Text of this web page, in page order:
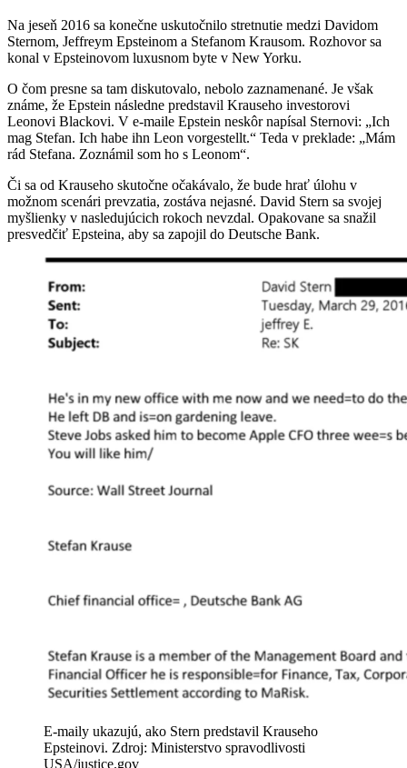
Na jeseň 2016 sa konečne uskutočnilo stretnutie medzi Davidom
Sternom, Jeffreym Epsteinom a Stefanom Krausom. Rozhovor sa
konal v Epsteinovom luxusnom byte v New Yorku.
O čom presne sa tam diskutovalo, nebolo zaznamenané. Je však
známe, že Epstein následne predstavil Krauseho investorovi
Leonovi Blackovi. V e-maile Epstein neskôr napísal Sternovi: „Ich
mag Stefan. Ich habe ihn Leon vorgestellt.“ Teda v preklade: „Mám
rád Stefana. Zoznámil som ho s Leonom“.
Či sa od Krauseho skutočne očakávalo, že bude hrať úlohu v
možnom scenári prevzatia, zostáva nejasné. David Stern sa svojej
myšlienky v nasledujúcich rokoch nevzdal. Opakovane sa snažil
presvedčiť Epsteina, aby sa zapojil do Deutsche Bank.
E-maily ukazujú, ako Stern predstavil Krauseho
Epsteinovi. Zdroj: Ministerstvo spravodlivosti
USA/justice.gov